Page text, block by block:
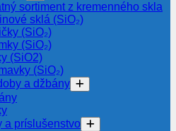
sortiment z kremenného skla
sklá (SiO₂)
(SiO₂)
(SiO₂)
(SiO2)
(SiO₂)
a džbány
a príslušenstvo